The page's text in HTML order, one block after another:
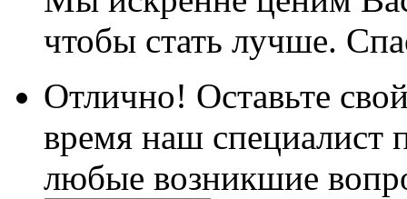
чтобы стать лучше.
Отлично! Оставьте
время наш специалист
любые возникшие